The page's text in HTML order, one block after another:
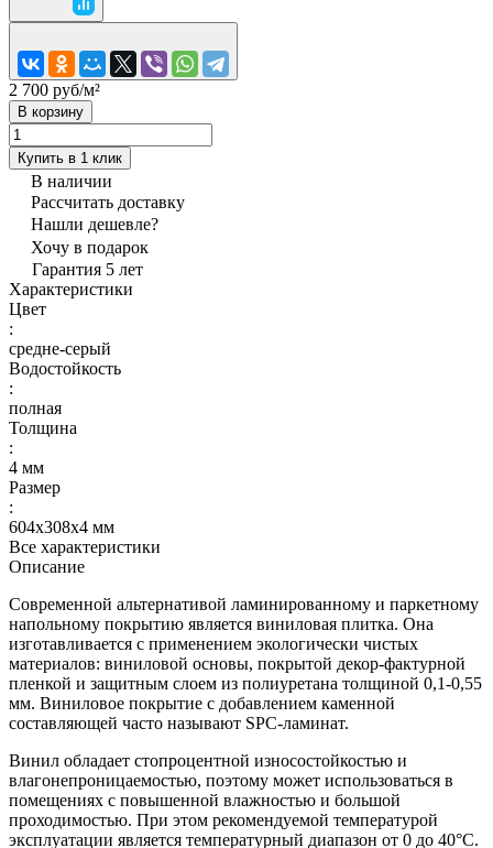
2 700 руб/м²
В корзину
Купить в 1 клик
В наличии
Рассчитать доставку
Нашли дешевле?
Хочу в подарок
Гарантия 5 лет
Характеристики
Цвет
:
средне-серый
Водостойкость
:
полная
Толщина
:
4 мм
Размер
:
604х308х4 мм
Все характеристики
Описание
Современной альтернативой ламинированному и паркетному
напольному покрытию является виниловая плитка. Она
изготавливается с применением экологически чистых
материалов: виниловой основы, покрытой декор-фактурной
пленкой и защитным слоем из полиуретана толщиной 0,1-0,55
мм. Виниловое покрытие с добавлением каменной
составляющей часто называют SPC-ламинат.
Винил обладает стопроцентной износостойкостью и
влагонепроницаемостью, поэтому может использоваться в
помещениях с повышенной влажностью и большой
проходимостью. При этом рекомендуемой температурой
эксплуатации является температурный диапазон от 0 до 40°С.